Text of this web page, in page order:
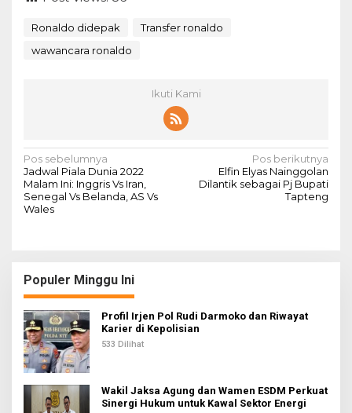
Ronaldo didepak
Transfer ronaldo
wawancara ronaldo
Ikuti Kami
N
a
v
a
s
i
p
o
s
Pos sebelumnya
Jadwal Piala Dunia 2022
Malam Ini: Inggris Vs Iran,
Senegal Vs Belanda, AS Vs
Wales
Pos berikutnya
Elfin Elyas Nainggolan
Dilantik sebagai Pj Bupati
Tapteng
Populer Minggu Ini
Profil Irjen Pol Rudi Darmoko dan Riwayat
Karier di Kepolisian
533 Dilihat
Wakil Jaksa Agung dan Wamen ESDM Perkuat
Sinergi Hukum untuk Kawal Sektor Energi